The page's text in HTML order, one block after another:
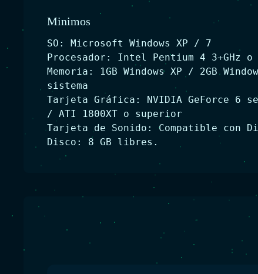
Minimos
SO: Microsoft Windows XP / 7
Procesador: Intel Pentium 4 3+GHz o
Memoria: 1GB Windows XP / 2GB
sistema
Tarjeta Gráfica: NVIDIA GeForce 6
/ ATI 1800XT o superior
Tarjeta de Sonido: Compatible con
Disco: 8 GB libres.